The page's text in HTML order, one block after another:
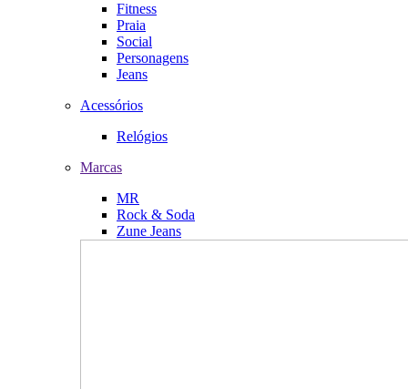
Fitness
Praia
Social
Personagens
Jeans
Acessórios
Relógios
Marcas
MR
Rock & Soda
Zune Jeans